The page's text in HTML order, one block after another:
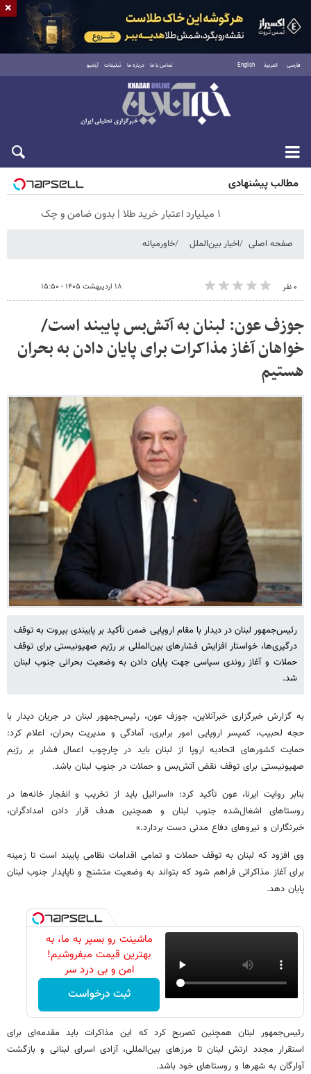
فارسی العربية English تماس با ما درباره ما تبلیغات آرشیو
جمعه ۱۶ مرداد ۱۴۰۵
مطالب پیشنهادی
۱ میلیارد اعتبار خرید طلا | بدون ضامن و چک
صفحه اصلی اخبار بین‌الملل خاورمیانه
۰ نفر ۱۸ اردیبهشت ۱۴۰۵ - ۱۵:۵۰
جوزف عون: لبنان به آتش‌بس پایبند است/
خواهان آغاز مذاکرات برای پایان دادن به بحران
هستیم
رئیس‌جمهور لبنان در دیدار با مقام اروپایی ضمن تأکید بر پایبندی بیروت به توقف
درگیری‌ها، خواستار افزایش فشارهای بین‌المللی بر رژیم صهیونیستی برای توقف
حملات و آغاز روندی سیاسی جهت پایان دادن به وضعیت بحرانی جنوب لبنان
شد.
به گزارش خبرگزاری خبرآنلاین، جوزف عون، رئیس‌جمهور لبنان در جریان دیدار با
حجه لحبیب، کمیسر اروپایی امور برابری، آمادگی و مدیریت بحران، اعلام کرد:
حمایت کشورهای اتحادیه اروپا از لبنان باید در چارچوب اعمال فشار بر رژیم
صهیونیستی برای توقف نقض آتش‌بس و حملات در جنوب لبنان باشد.
بنابر روایت ایرنا، عون تأکید کرد: «اسرائیل باید از تخریب و انفجار خانه‌ها در
روستاهای اشغال‌شده جنوب لبنان و همچنین هدف قرار دادن امدادگران،
خبرنگاران و نیروهای دفاع مدنی دست بردارد.»
وی افزود که لبنان به توقف حملات و تمامی اقدامات نظامی پایبند است تا زمینه
برای آغاز مذاکراتی فراهم شود که بتواند به وضعیت متشنج و ناپایدار جنوب لبنان
پایان دهد.
ماشینت رو بسپر به ما، به
بهترین قیمت میفروشیم!
امن و بی درد سر
ثبت درخواست
رئیس‌جمهور لبنان همچنین تصریح کرد که این مذاکرات باید مقدمه‌ای برای
استقرار مجدد ارتش لبنان تا مرزهای بین‌المللی، آزادی اسرای لبنانی و بازگشت
آوارگان به شهرها و روستاهای خود باشد.
×